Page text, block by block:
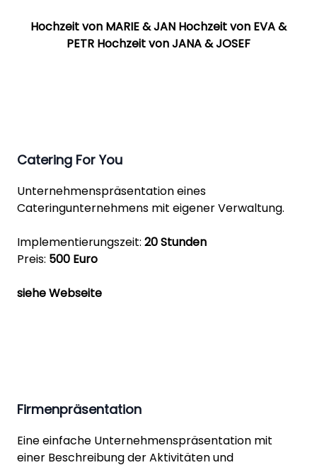
Hochzeit von MARIE & JAN Hochzeit von EVA &
PETR Hochzeit von JANA & JOSEF
Catering For You
Unternehmenspräsentation eines
Cateringunternehmens mit eigener Verwaltung.
Implementierungszeit: 20 Stunden
Preis: 500 Euro
siehe Webseite
Firmenpräsentation
Eine einfache Unternehmenspräsentation mit
einer Beschreibung der Aktivitäten und